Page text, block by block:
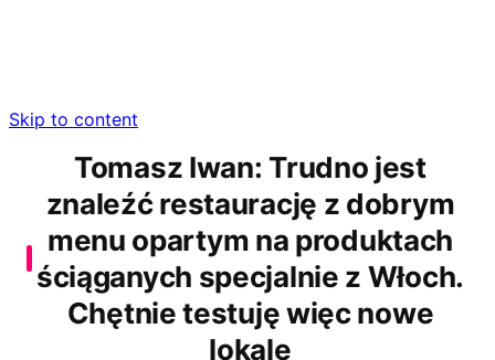
Skip to content
Tomasz Iwan: Trudno jest
znaleźć restaurację z dobrym
menu opartym na produktach
ściąganych specjalnie z Włoch.
Chętnie testuję więc nowe
lokale